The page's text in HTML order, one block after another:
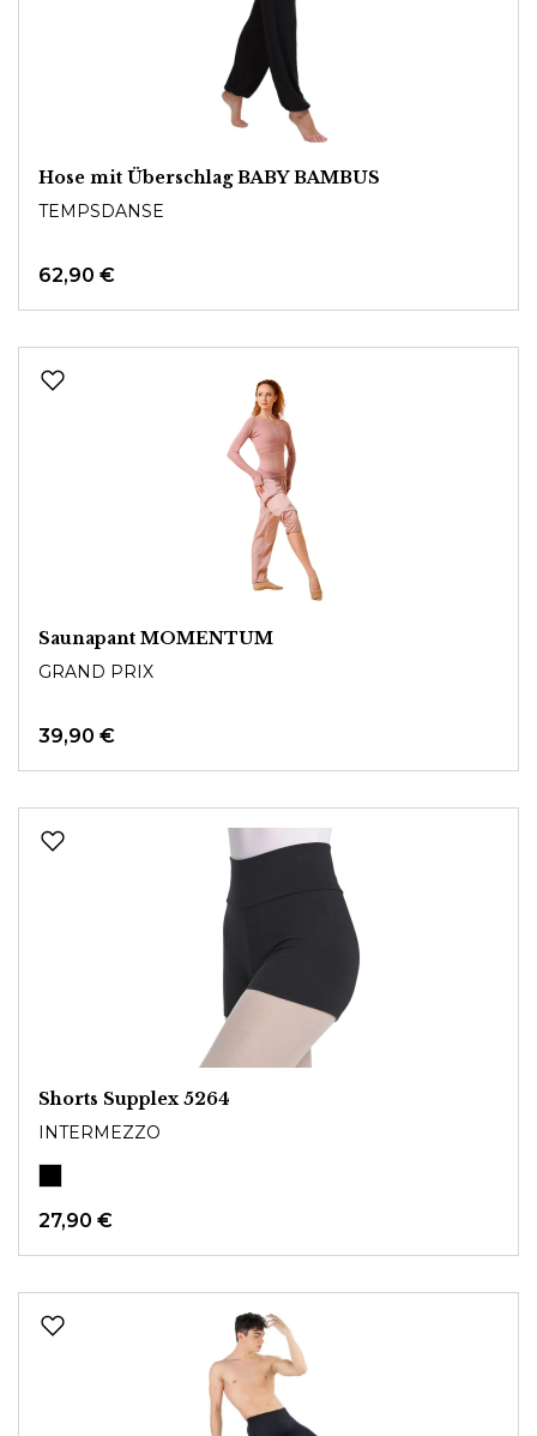
Hose mit Überschlag BABY BAMBUS
TEMPSDANSE
62,90 €
Saunapant MOMENTUM
GRAND PRIX
39,90 €
Shorts Supplex 5264
INTERMEZZO
27,90 €